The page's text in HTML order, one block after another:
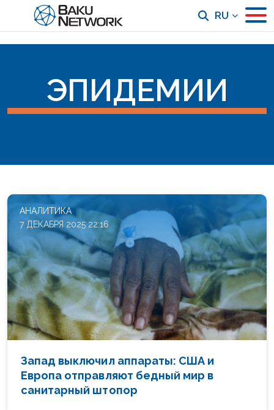
RU
ЭПИДЕМИИ
АНАЛИТИКА
7 ДЕКАБРЯ 2025 22:16
Запад выключил аппараты: США и
Европа отправляют бедный мир в
санитарный штопор